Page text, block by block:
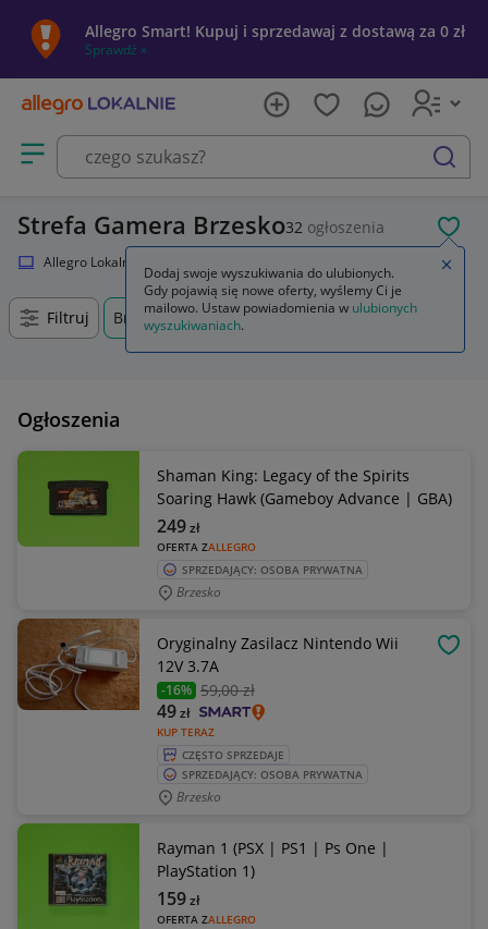
Allegro Smart! Kupuj i sprzedawaj z dostawą za 0 zł
Sprawdź »
Otwórz menu z kategoriami
szukaj
Strefa Gamera Brzesko32 ogłoszenia
Allegro Lokalnie
Filtruj Brzesko, Małopolskie, +0 km
Ogłoszenia
Shaman King: Legacy of the Spirits
Soaring Hawk (Gameboy Advance | GBA)
OFERTA ZALLEGRO
249zł
SPRZEDAJĄCY: OSOBA PRYWATNA
Brzesko
Oryginalny Zasilacz Nintendo Wii
12V 3.7A
-16% 59,00 zł
KUP TERAZ
49zł
CZĘSTO SPRZEDAJE
SPRZEDAJĄCY: OSOBA PRYWATNA
Brzesko
Rayman 1 (PSX | PS1 | Ps One |
PlayStation 1)
OFERTA ZALLEGRO
159zł
Dodaj swoje wyszukiwania do ulubionych.
Gdy pojawią się nowe oferty, wyślemy Ci je
mailowo. Ustaw powiadomienia w ulubionych
wyszukiwaniach.